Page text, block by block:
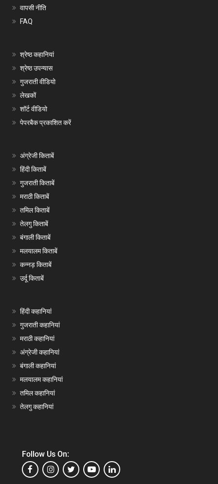
वापसी नीति
FAQ
श्रेष्ठ कहानियां
श्रेष्ठ उपन्यास
गुजराती वीडियो
लेखकों
शॉर्ट वीडियो
पेपरबैक प्रकाशित करें
अंग्रेजी किताबें
हिंदी किताबें
गुजराती किताबें
मराठी किताबें
तमिल किताबें
तेलगु किताबें
बंगाली किताबें
मलयालम किताबें
कन्नड़ किताबें
उर्दू किताबें
हिंदी कहानियां
गुजराती कहानियां
मराठी कहानियां
अंग्रेजी कहानियां
बंगाली कहानियां
मलयालम कहानियां
तमिल कहानियां
तेलगु कहानियां
Follow Us On: